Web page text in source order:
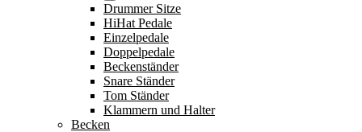
Drummer Sitze
HiHat Pedale
Einzelpedale
Doppelpedale
Beckenständer
Snare Ständer
Tom Ständer
Klammern und Halter
Becken